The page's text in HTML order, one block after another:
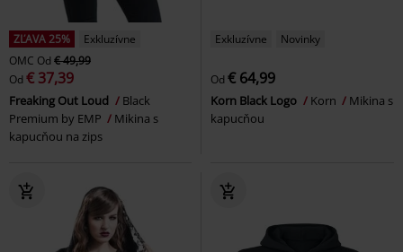
ZĽAVA 25%
Exkluzívne
OMC Od € 49,99
Od € 37,39
Freaking Out Loud
Black
Premium by EMP
Mikina s
kapucňou na zips
Exkluzívne Novinky
Od € 64,99
Korn Black Logo Korn
Mikina s
kapucňou